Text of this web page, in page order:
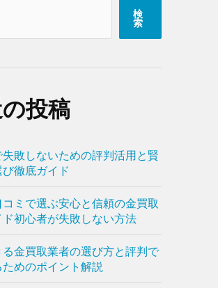
検
索
投稿
敗しないための評判活用と賢
徹底ガイド
ミで選ぶ安心と信頼の金買取
ド初心者が失敗しない方法
金買取業者の選び方と評判で
めのポイント解説